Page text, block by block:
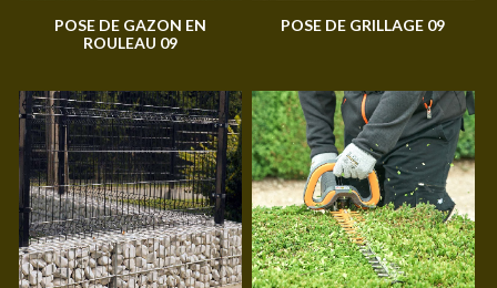
POSE DE GAZON EN
ROULEAU 09
POSE DE GRILLAGE 09